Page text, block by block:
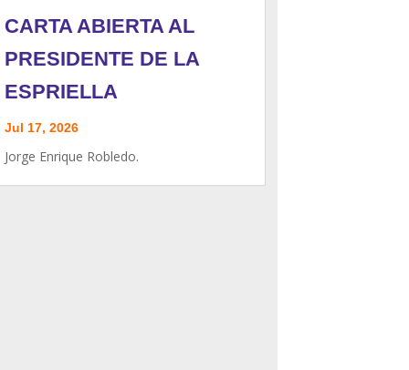
CARTA ABIERTA AL
PRESIDENTE DE LA
ESPRIELLA
Jul 17, 2026
Jorge Enrique Robledo.